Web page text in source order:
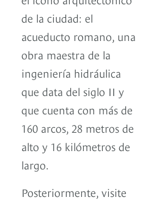
de la ciudad: el
acueducto romano, una
obra maestra de la
ingeniería hidráulica
que data del siglo II y
que cuenta con más de
160 arcos, 28 metros de
alto y 16 kilómetros de
largo.
Posteriormente, visite